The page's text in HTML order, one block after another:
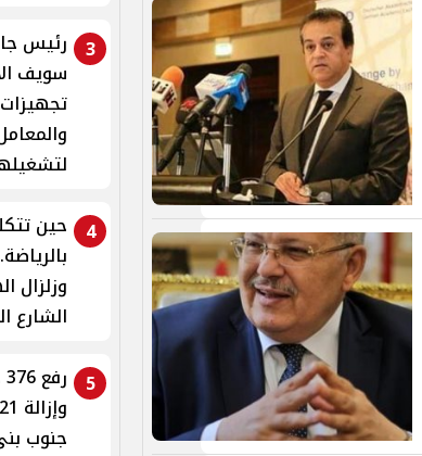
3 رئيس
سويف
4
حين
وزلزال
الشارع
5
جنوب